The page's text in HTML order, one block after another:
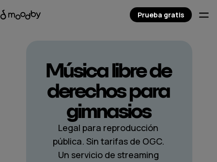
Música libre de
derechos para
gimnasios
Legal para reproducción
pública. Sin tarifas de OGC.
Un servicio de streaming
Prueba gratis